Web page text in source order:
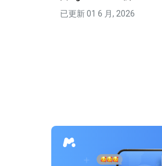
已更新 01 6 月, 2026